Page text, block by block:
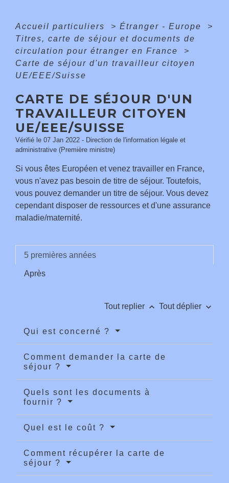
Accueil particuliers > Étranger - Europe
>
Titres, carte de séjour et documents de
circulation pour étranger en France
>
Carte de séjour d'un travailleur citoyen
UE/EEE/Suisse
CARTE DE SÉJOUR D'UN
TRAVAILLEUR CITOYEN
UE/EEE/SUISSE
Vérifié le 07 Jan 2022 - Direction de l'information légale et
administrative (Première ministre)
Si vous êtes Européen et venez travailler en France,
vous n'avez pas besoin de titre de séjour. Toutefois,
vous pouvez demander un titre de séjour. Vous devez
cependant disposer de ressources et d'une assurance
maladie/maternité.
5 premières années
Après
Tout replier keyboard_arrow_up Tout déplier keyboard_arrow_down
Qui est concerné ?
Comment demander la carte de
séjour ?
Quels sont les documents à
fournir ?
Quel est le coût ?
Comment récupérer la carte de
séjour ?